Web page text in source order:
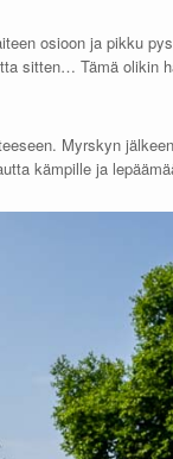
osioon ja pikku
sitten… Tämä olikin
Myrskyn
kämpille ja